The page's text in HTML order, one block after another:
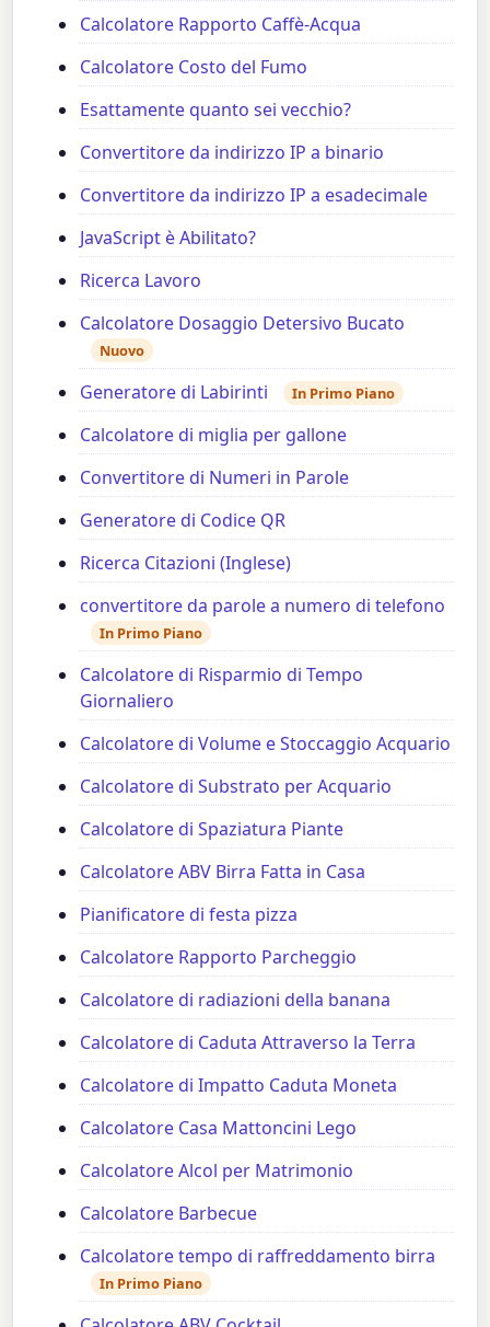
Calcolatore Rapporto Caffè-Acqua
Calcolatore Costo del Fumo
Esattamente quanto sei vecchio?
Convertitore da indirizzo IP a binario
Convertitore da indirizzo IP a esadecimale
JavaScript è Abilitato?
Ricerca Lavoro
Calcolatore Dosaggio Detersivo Bucato
Nuovo
Generatore di Labirinti In Primo Piano
Calcolatore di miglia per gallone
Convertitore di Numeri in Parole
Generatore di Codice QR
Ricerca Citazioni (Inglese)
convertitore da parole a numero di telefono
In Primo Piano
Calcolatore di Risparmio di Tempo
Giornaliero
Calcolatore di Volume e Stoccaggio Acquario
Calcolatore di Substrato per Acquario
Calcolatore di Spaziatura Piante
Calcolatore ABV Birra Fatta in Casa
Pianificatore di festa pizza
Calcolatore Rapporto Parcheggio
Calcolatore di radiazioni della banana
Calcolatore di Caduta Attraverso la Terra
Calcolatore di Impatto Caduta Moneta
Calcolatore Casa Mattoncini Lego
Calcolatore Alcol per Matrimonio
Calcolatore Barbecue
Calcolatore tempo di raffreddamento birra
In Primo Piano